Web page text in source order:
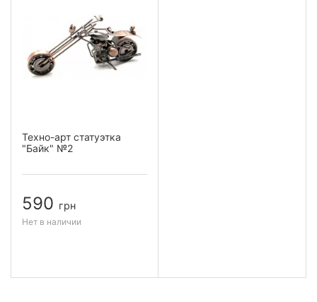
Техно-арт статуэтка
"Байк" №2
590 грн
Нет в наличии